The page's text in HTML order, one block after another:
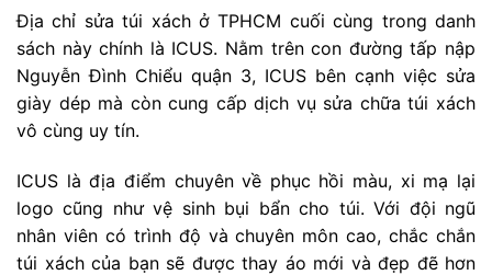
Địa chỉ sửa túi xách ở TPHCM cuối cùng trong danh
sách này chính là ICUS. Nằm trên con đường tấp nập
Nguyễn Đình Chiểu quận 3, ICUS bên cạnh việc sửa
giày dép mà còn cung cấp dịch vụ sửa chữa túi xách
vô cùng uy tín.
ICUS là địa điểm chuyên về phục hồi màu, xi mạ lại
logo cũng như vệ sinh bụi bẩn cho túi. Với đội ngũ
nhân viên có trình độ và chuyên môn cao, chắc chắn
túi xách của bạn sẽ được thay áo mới và đẹp đẽ hơn